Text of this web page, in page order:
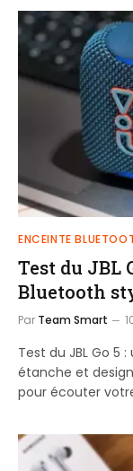
ENCEINTE
Test du JBL
Bluetooth
Par Team Smart
Test du JBL Go 5
étanche et
pour écouter